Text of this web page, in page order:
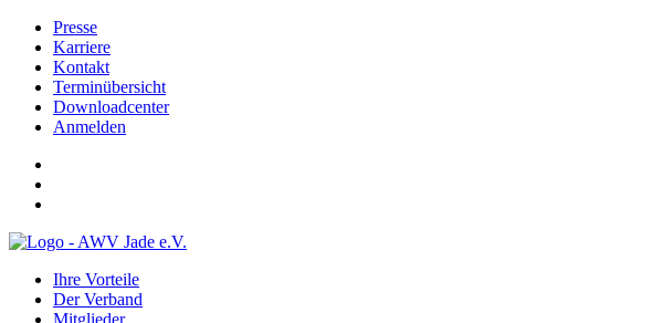
Presse
Karriere
Kontakt
Terminübersicht
Downloadcenter
Anmelden
Ihre Vorteile
Der Verband
Mitglieder